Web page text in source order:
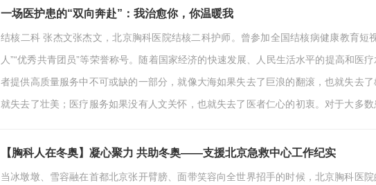
义的工作我感到无限荣光。记得那天我刚刚下夜班，…
一场医护患的“双向奔赴”：我治愈你，你温暖我
结核二科 张杰文张杰文，北京胸科医院结核二科护师。曾参加全国结核病健康教育短
人”“优秀共青团员”等荣誉称号。随着国家经济的快速发展、人民生活水平的提高和医
者提供高质量服务中不可或缺的一部分，就像大海如果失去了巨浪的翻滚，也就失去
就失去了壮美；医疗服务如果没有人文关怀，也就失去了医者仁心的初衷。对于大多数
们来说却是一次生命的重托。记得之前收过一位患…
【胸科人在冬奥】凝心聚力 共助冬奥——支援北京急救中心工作纪实
当冰墩墩、雪容融在首都北京张开臂膀、面带笑容向全世界招手的时候，北京胸科医